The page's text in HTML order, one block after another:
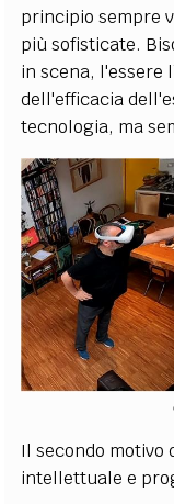
principio sempre
più sofisticate.
in scena, l'essere
dell'efficacia
tecnologia, ma
Il secondo motivo
intellettuale e